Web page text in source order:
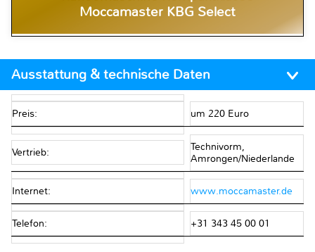
Moccamaster KBG Select
Ausstattung & technische Daten
Preis: um 220 Euro
Vertrieb:
Technivorm,
Amrongen/Niederlande
Internet: www.moccamaster.de
Telefon: +31 343 45 00 01